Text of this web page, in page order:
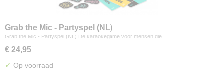
Grab the Mic - Partyspel (NL)
Grab the Mic - Partyspel (NL) De karaokegame voor mensen die…
€ 24,95
✓ Op voorraad